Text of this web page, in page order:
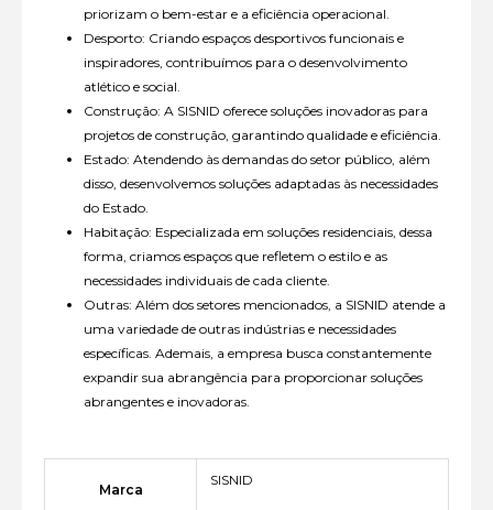
priorizam o bem-estar e a eficiência operacional.
Desporto: Criando espaços desportivos funcionais e
inspiradores, contribuímos para o desenvolvimento
atlético e social.
Construção: A SISNID oferece soluções inovadoras para
projetos de construção, garantindo qualidade e eficiência.
Estado: Atendendo às demandas do setor público, além
disso, desenvolvemos soluções adaptadas às necessidades
do Estado.
Habitação: Especializada em soluções residenciais, dessa
forma, criamos espaços que refletem o estilo e as
necessidades individuais de cada cliente.
Outras: Além dos setores mencionados, a SISNID atende a
uma variedade de outras indústrias e necessidades
específicas. Ademais, a empresa busca constantemente
expandir sua abrangência para proporcionar soluções
abrangentes e inovadoras.
Marca
SISNID